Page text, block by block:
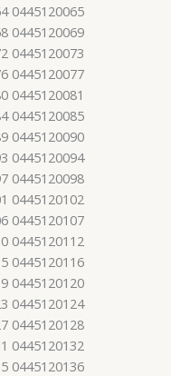
0445120065
0445120069
0445120073
0445120077
0445120081
0445120085
0445120090
0445120094
0445120098
0445120102
0445120107
0445120112
0445120116
0445120120
0445120124
0445120128
0445120132
0445120136